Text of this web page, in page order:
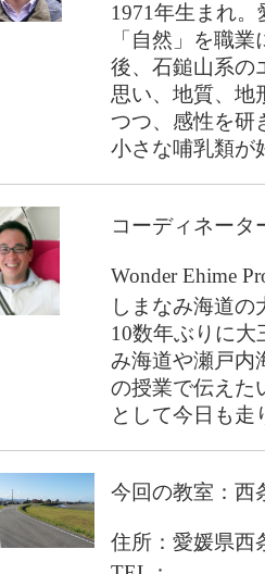
1971年生まれ
「自然」を職
後、石鎚山系の
思い、地質、地
つつ、感性を研
小さな哺乳類が
コーディネータ
Wonder Ehime
しまなみ海道
10数年ぶりに
み海道や瀬戸内
の授業で伝えた
として今日も走
今回の教室：西
住所：愛媛県西